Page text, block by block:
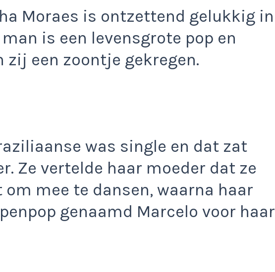
Moraes is ontzettend gelukkig in
is een levensgrote pop en
zij een zoontje gekregen.
was single en dat zat
Ze vertelde haar moeder dat ze
mee te dansen, waarna haar
genaamd Marcelo voor haar